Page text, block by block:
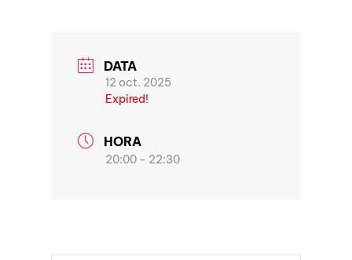
DATA
12 oct. 2025
Expired!
HORA
20:00 - 22:30